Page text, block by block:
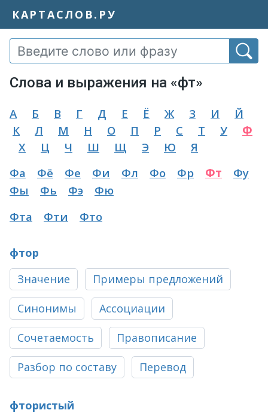
КАРТАСЛОВ.РУ
Слова и выражения на «фт»
А Б В Г Д Е Ё Ж З И
Й
К
Л М Н О П Р С Т У
Ф
Х
Ц Ч Ш Щ Э Ю
Я
Фа
Фё Фе Фи Фл Фо Фр Фт
Фу
Фы
Фь Фэ
Фю
Фта
Фти Фто
фтор
Значение
Примеры предложений
Синонимы Ассоциации
Сочетаемость Правописание
Разбор по составу Перевод
фтористый